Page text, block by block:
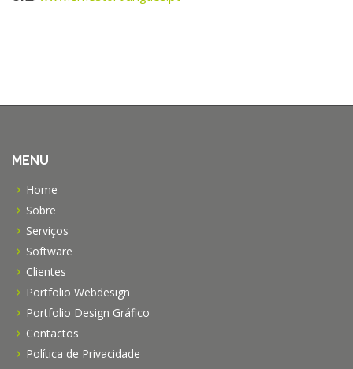
MENU
Home
Sobre
Serviços
Software
Clientes
Portfolio Webdesign
Portfolio Design Gráfico
Contactos
Política de Privacidade